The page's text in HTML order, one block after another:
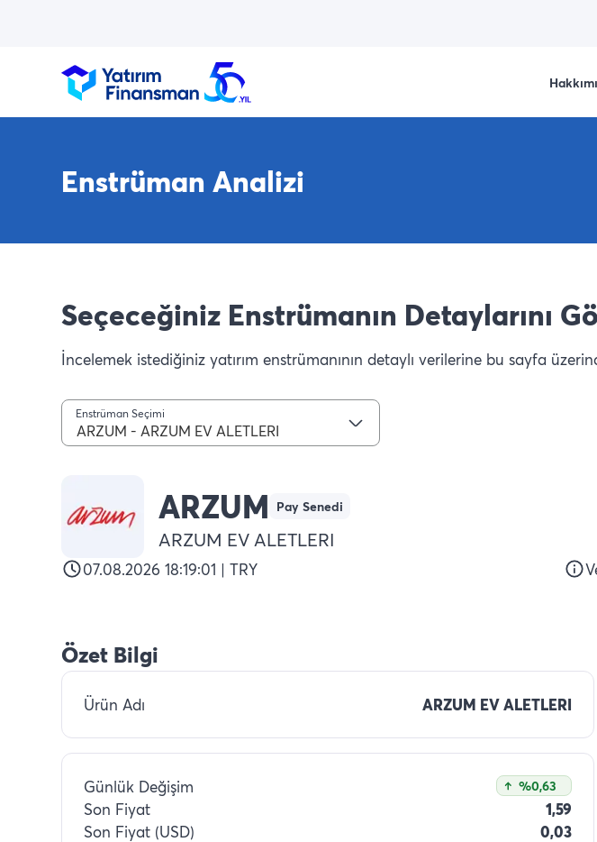
Enstrüman Analizi
Seçeceğiniz Enstrümanın Detaylarını
İncelemek istediğiniz yatırım enstrümanının detaylı verilerine bu sayfa
Enstrüman Seçimi
ARZUM - ARZUM EV ALETLERI
ARZUM Pay Senedi
ARZUM EV ALETLERI
07.08.2026 18:19:01 | TRY
Özet Bilgi
Ürün Adı ARZUM EV ALETLERI
Günlük Değişim %0,63
Son Fiyat
1,59
Son Fiyat (USD)
0,03